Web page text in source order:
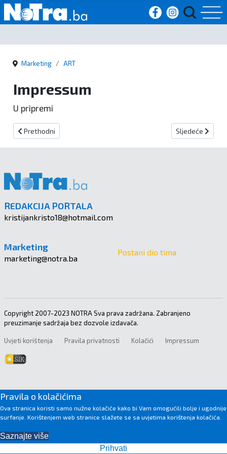
Početna
Vijesti
Sport
Kultura
Crna
kronika
Zanimljivosti
Marketing ART
Impressum
U pripremi
Prethodni članak: MARKETING
Prethodni Sljedeći članak:
Sljedeće
REDAKCIJA PORTALA
kristijankristo18@hotmail.com
Marketing
marketing@notra.ba
Postani dio tima
Copyright 2007-2023 NOTRA Sva prava zadržana. Zabranjeno
preuzimanje sadržaja bez dozvole izdavača.
Uvjeti korištenja Pravila privatnosti Kolačići Impressum
Pravila o kolačićima
Ova stranica koristi samo nužne kolačiće kako bi Vam omogućili bolje i ugodnije
surfanje. Korištenjem web stranice slažete se sa uvjetima korištenja kolačića.
Saznajte više
Prihvati